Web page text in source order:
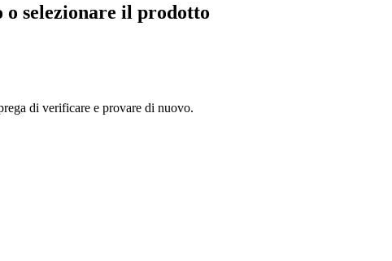
selezionare il prodotto
di verificare e provare di nuovo.